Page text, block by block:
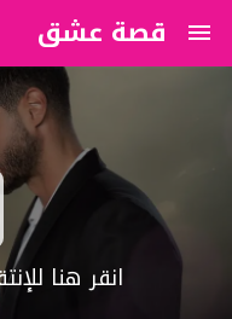
قصة عشق
?>
انقر هنا